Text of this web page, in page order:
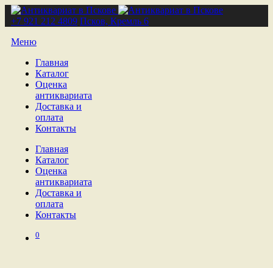
+7 921 212 4809 Псков, Кремль 6
Меню
Главная
Каталог
Оценка
антиквариата
Доставка и
оплата
Контакты
Главная
Каталог
Оценка
антиквариата
Доставка и
оплата
Контакты
0